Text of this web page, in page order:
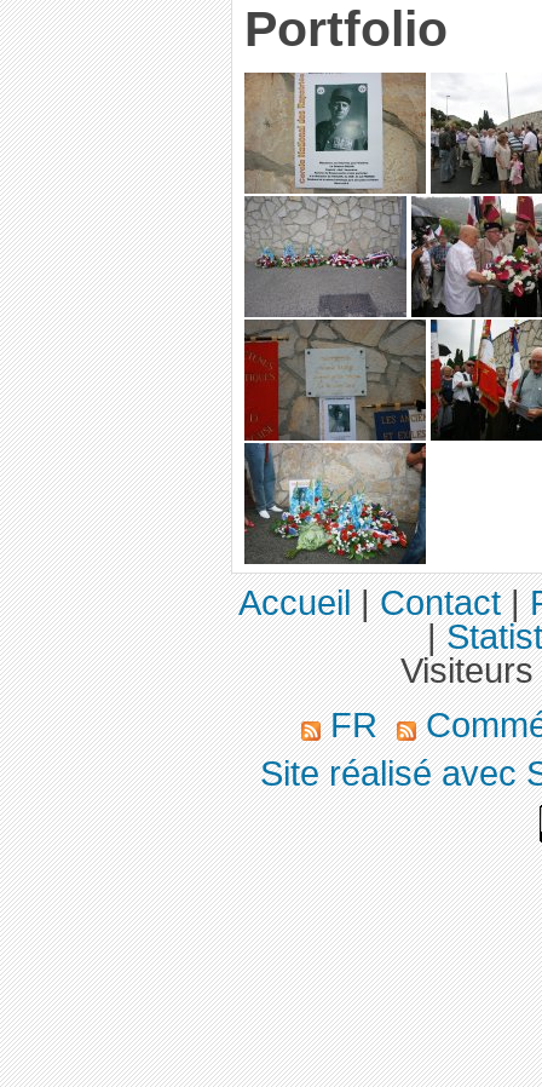
Portfolio
Accueil|Contact|
|
FR
Site réalisé avec